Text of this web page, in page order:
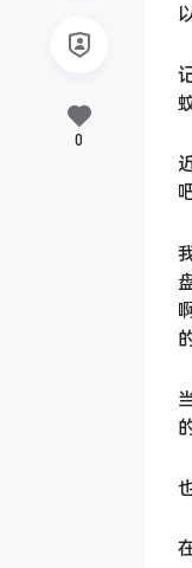
0